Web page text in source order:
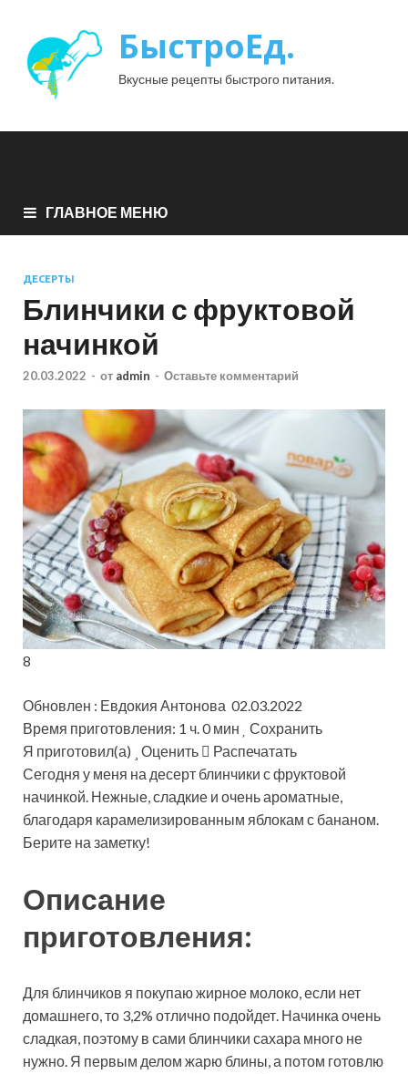
БыстроЕд.
Вкусные рецепты быстрого питания.
ГЛАВНОЕ МЕНЮ
ДЕСЕРТЫ
Блинчики с фруктовой
начинкой
20.03.2022 - от admin - Оставьте комментарий
8
Обновлен : Евдокия Антонова 02.03.2022
Время приготовления: 1 ч. 0 мин
Сохранить
Я приготовил(а)
Оценить
Распечатать
Сегодня у меня на десерт блинчики с фруктовой
начинкой. Нежные, сладкие и очень ароматные,
благодаря карамелизированным яблокам с бананом.
Берите на заметку!
Описание
приготовления:
Для блинчиков я покупаю жирное молоко, если нет
домашнего, то 3,2% отлично подойдет. Начинка очень
сладкая, поэтому в сами блинчики сахара много не
нужно. Я первым делом жарю блины, а потом готовлю